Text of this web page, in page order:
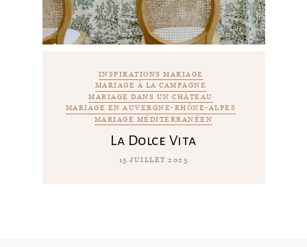
INSPIRATIONS MARIAGE
MARIAGE À LA CAMPAGNE
MARIAGE DANS UN CHÂTEAU
MARIAGE EN AUVERGNE-RHÔNE-ALPES
MARIAGE MÉDITERRANÉEN
La Dolce Vita
15 JUILLET 2025